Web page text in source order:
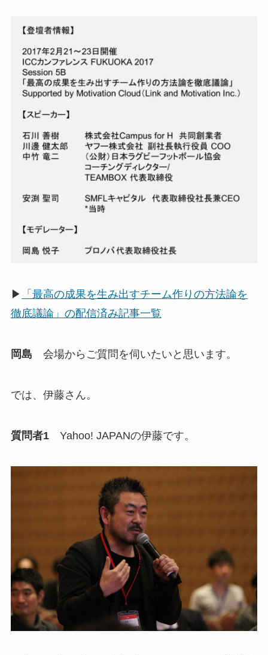
▶
「最高の成果を生み出すチーム作りの方法論を
徹底議論」の配信済み記事一覧
岡島 会場からご質問を伺いたいと思います。
では、伊藤さん。
質問者1Yahoo! JAPANの伊藤です。